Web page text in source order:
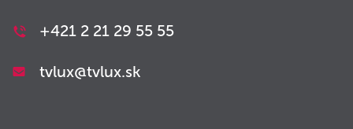
+421 2 21 29 55 55
tvlux@tvlux.sk